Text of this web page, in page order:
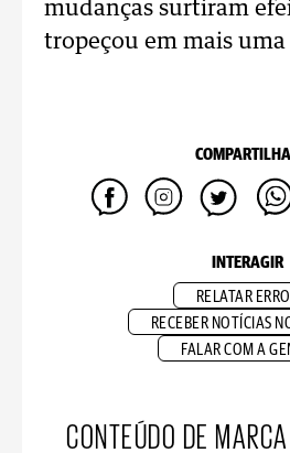
mudanças surtiram
tropeçou em mais
INTERAGIR
RELATAR
RECEBER NOTÍCIAS
FALAR COM A
CONTEÚDO DE MARCA